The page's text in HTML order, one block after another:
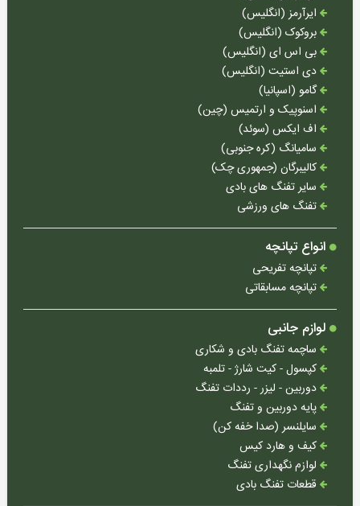
لوازم
نگهداری
تفنگ
قطعات
تفنگ
بادی
کمان
تجهیزات
کمان
تیرکمان
سنگی
چوب
چرخ
ماهیگیری
ایرآرمز (انگلیس)
بروکوک (انگلیس)
بی اس ای (انگلیس)
دی استیت (انگلیس)
گامو (اسپانیا)
اسنوپیک و ارتمیس (چین)
اف ایکس (سوئد)
سامیانگ (کره جنوبی)
کالیبرگان (جمهوری چک)
سایر تفنگ های بادی
تفنگ های ورزشی
انواع تپانچه
تپانچه تفریحی
تپانچه مسابقاتی
لوازم جانبی
ساچمه تفنگ بادی و شکاری
کپسول - کیت شارژ - تلمبه
دوربین - لیزر - رددات تفنگ
پایه دوربین و تفنگ
سایلنسر (صدا خفه کن)
کیف و هارد کیس
لوازم نگهداری تفنگ
قطعات تفنگ بادی